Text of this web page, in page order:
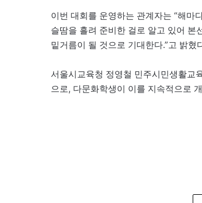
이번 대회를 운영하는 관계자는 “해마
슬땀을 흘려 준비한 걸로 알고 있어 본
밑거름이 될 것으로 기대한다.”고 밝혔
서울시교육청 정영철 민주시민생활교
으로, 다문화학생이 이를 지속적으로